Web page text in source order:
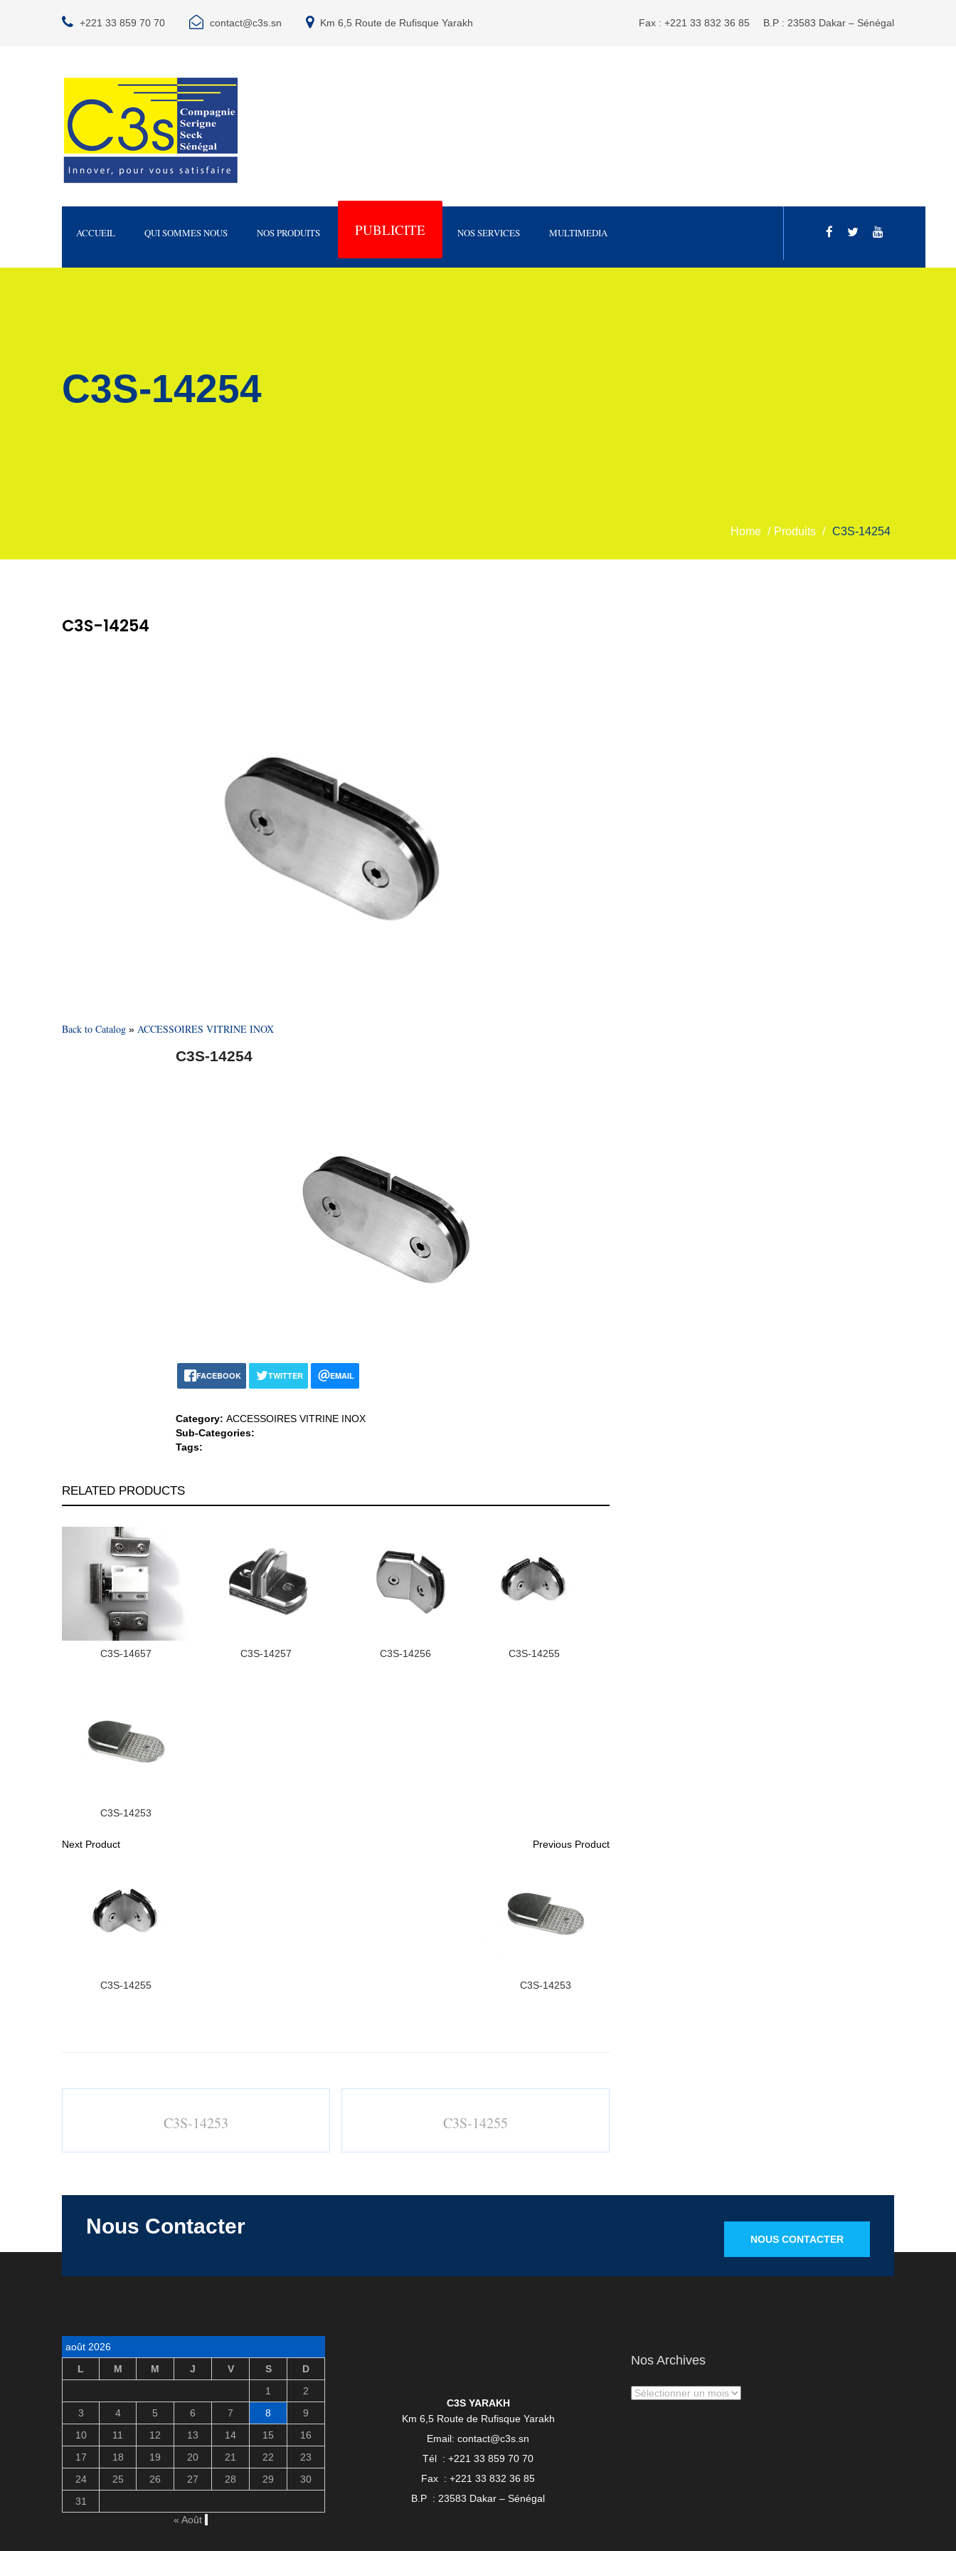
+221 33 859 70 70 contact@c3s.sn Km 6,5 Route de Rufisque Yarakh Fax : +221 33 832 36 85 B.P : 23583 Dakar – Sénégal
ACCUEIL QUI SOMMES NOUS NOS PRODUITS PUBLICITE NOS SERVICES MULTIMEDIA
C3S-14254
Home / Produits / C3S-14254
C3S-14254
Back to Catalog ACCESSOIRES VITRINE INOX
C3S-14254
FACEBOOK TWITTER EMAIL
Category: ACCESSOIRES VITRINE INOX
Sub-Categories:
Tags:
RELATED PRODUCTS
C3S-14657 C3S-14257 C3S-14256 C3S-14255
C3S-14253
Next Product
C3S-14255
Previous Product
C3S-14253
C3S-14253 C3S-14255
Nous Contacter
NOUS CONTACTER
août 2026
L
M M J V S
D
1
2
3
4 5 6 7 8
9
10
11 12 13 14 15
16
17
18 19 20 21 22
23
24
25 26 27 28 29
30
31
« Août
C3S YARAKH
Km 6,5 Route de Rufisque Yarakh
Email: contact@c3s.sn
Tél : +221 33 859 70 70
Fax : +221 33 832 36 85
B.P : 23583 Dakar – Sénégal
Nos Archives